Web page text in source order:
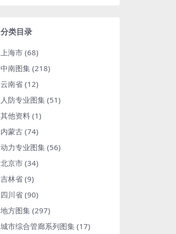
分类目录
上海市 (68)
中南图集 (218)
云南省 (12)
人防专业图集 (51)
其他资料 (1)
内蒙古 (74)
动力专业图集 (56)
北京市 (34)
吉林省 (9)
四川省 (90)
地方图集 (297)
城市综合管廊系列图集 (17)